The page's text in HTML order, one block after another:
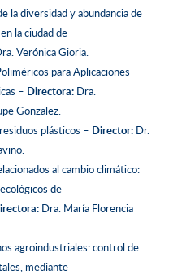
la diversidad y abundancia de
la ciudad de
Verónica Gioria.
para Aplicaciones
– Directora: Dra.
Gonzalez.
plásticos – Director: Dr.
al cambio climático:
de
Dra. María Florencia
agroindustriales: control de
mediante